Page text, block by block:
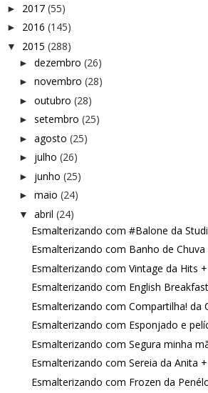
► 2017 (55)
► 2016 (145)
▼ 2015 (288)
► dezembro (26)
► novembro (28)
► outubro (28)
► setembro (25)
► agosto (25)
► julho (26)
► junho (25)
► maio (24)
▼ abril (24)
Esmalterizando com #Balone da
Esmalterizando com Banho de
Esmalterizando com Vintage da Hits +
Esmalterizando com English
Esmalterizando com Compartilha! da
Esmalterizando com Esponjado e
Esmalterizando com Segura minha
Esmalterizando com Sereia da Anita
Esmalterizando com Frozen da